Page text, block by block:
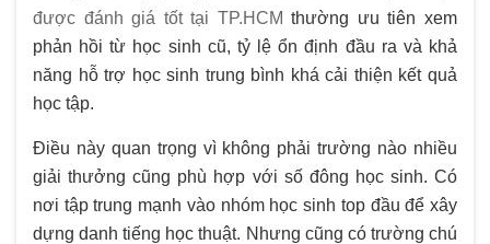
được đánh giá tốt tại TP.HCM thường ưu tiên xem
phản hồi từ học sinh cũ, tỷ lệ ổn định đầu ra và khả
năng hỗ trợ học sinh trung bình khá cải thiện kết quả
học tập.
Điều này quan trọng vì không phải trường nào nhiều
giải thưởng cũng phù hợp với số đông học sinh. Có
nơi tập trung mạnh vào nhóm học sinh top đầu để xây
dựng danh tiếng học thuật. Nhưng cũng có trường chú